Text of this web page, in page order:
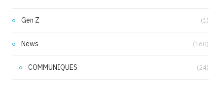
Gen Z (1)
News (160)
COMMUNIQUES (24)